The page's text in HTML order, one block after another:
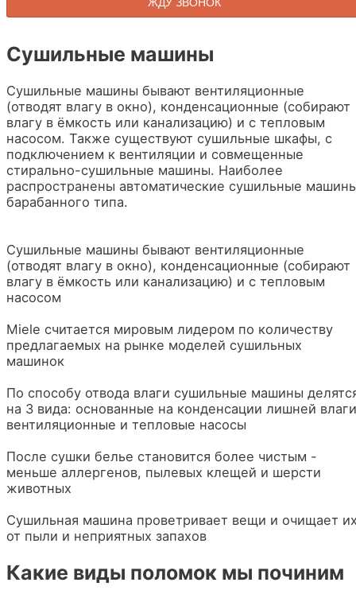
Сушильные машины
Сушильные машины бывают вентиляционные
(отводят влагу в окно), конденсационные (собирают
влагу в ёмкость или канализацию) и с тепловым
насосом. Также существуют сушильные шкафы, с
подключением к вентиляции и совмещенные
стирально-сушильные машины. Наиболее
распространены автоматические сушильные
барабанного типа.
Сушильные машины бывают вентиляционные
(отводят влагу в окно), конденсационные (собирают
влагу в ёмкость или канализацию) и с тепловым
насосом
Miele считается мировым лидером по количеству
предлагаемых на рынке моделей сушильных
машинок
По способу отвода влаги сушильные машины
на 3 вида: основанные на конденсации лишней
вентиляционные и тепловые насосы
После сушки белье становится более чистым -
меньше аллергенов, пылевых клещей и шерсти
животных
Сушильная машина проветривает вещи и очищает
от пыли и неприятных запахов
Какие виды поломок мы починим